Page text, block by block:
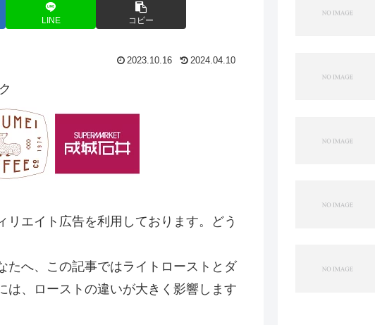
LINE コピー
2023.10.16 2024.04.10
エイト広告を利用しております。どう
たへ、この記事ではライトローストとダ
は、ローストの違いが大きく影響します